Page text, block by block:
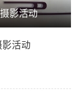
影活动
影活动